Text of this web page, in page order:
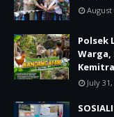
August
Polsek
Warga,
July